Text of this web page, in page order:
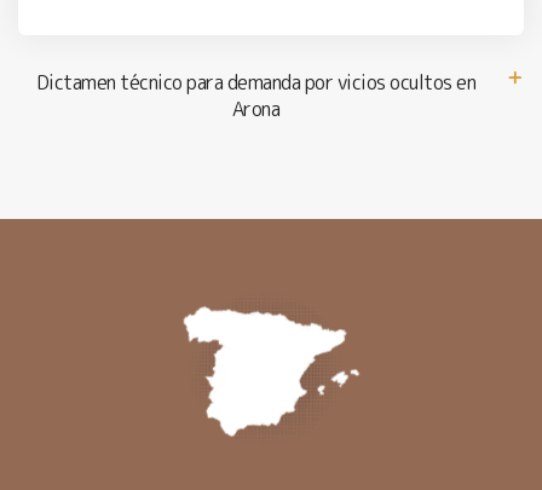
Dictamen técnico para demanda por vicios ocultos en
Arona